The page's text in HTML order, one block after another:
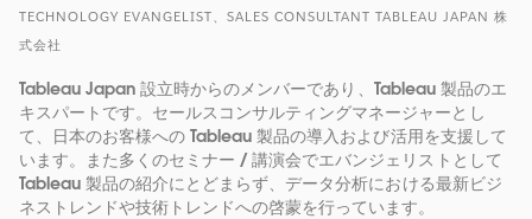
TECHNOLOGY EVANGELIST、SALES CONSULTANT TABLEAU JAPAN 株
式会社
Tableau Japan 設立時からのメンバーであり、Tableau 製品のエ
キスパートです。セールスコンサルティングマネージャーとし
て、日本のお客様への Tableau 製品の導入および活用を支援して
います。また多くのセミナー / 講演会でエバンジェリストとして
Tableau 製品の紹介にとどまらず、データ分析における最新ビジ
ネストレンドや技術トレンドへの啓蒙を行っています。